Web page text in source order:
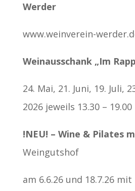
Werder
www.weinverein-
Weinausschank „Im
24. Mai, 21. Juni, 19. Juli,
2026 jeweils 13.30 –
!NEU! – Wine & Pilates
Weingutshof
am 6.6.26 und 18.7.26 mit